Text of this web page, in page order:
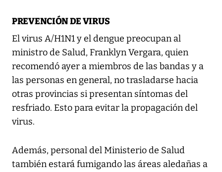
PREVENCIÓN DE VIRUS
El virus A/H1N1 y el dengue preocupan al
ministro de Salud, Franklyn Vergara, quien
recomendó ayer a miembros de las bandas y a
las personas en general, no trasladarse hacia
otras provincias si presentan síntomas del
resfriado. Esto para evitar la propagación del
virus.
Además, personal del Ministerio de Salud
también estará fumigando las áreas aledañas a